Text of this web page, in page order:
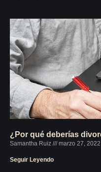
¿Por qué deberías
Samantha Ruiz marzo 27, 2022
Seguir Leyendo